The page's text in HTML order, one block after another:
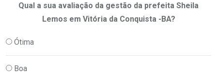
Qual a sua avaliação da gestão da prefeita Sheila
Lemos em Vitória da Conquista -BA?
Ótima
Boa